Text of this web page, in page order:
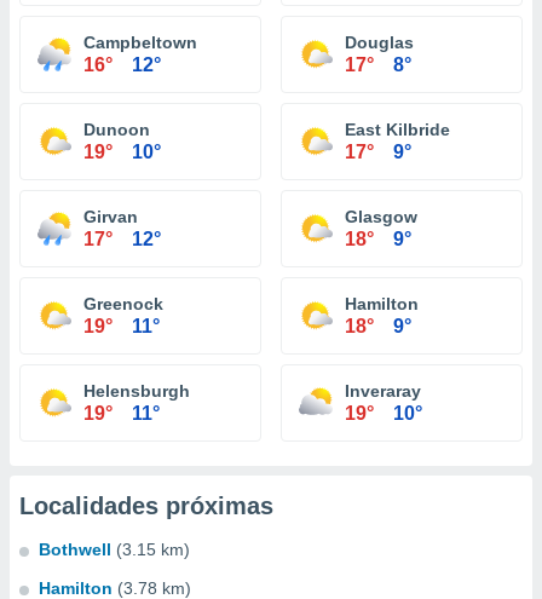
Campbeltown
16° 12°
Douglas
17° 8°
Dunoon
19° 10°
East Kilbride
17° 9°
Girvan
17° 12°
Glasgow
18° 9°
Greenock
19° 11°
Hamilton
18° 9°
Helensburgh
19° 11°
Inveraray
19° 10°
Localidades próximas
Bothwell (3.15 km)
Hamilton (3.78 km)